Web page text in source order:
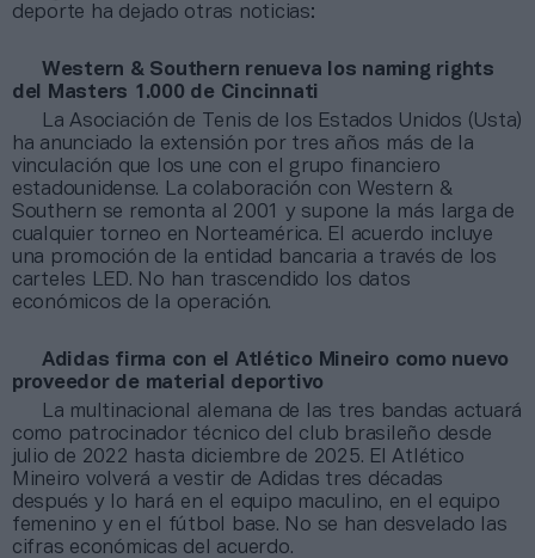
deporte ha dejado otras noticias:
Western & Southern renueva los naming rights
del Masters 1.000 de Cincinnati
La Asociación de Tenis de los Estados Unidos (Usta)
ha anunciado la extensión por tres años más de la
vinculación que los une con el grupo financiero
estadounidense. La colaboración con Western &
Southern se remonta al 2001 y supone la más larga de
cualquier torneo en Norteamérica. El acuerdo incluye
una promoción de la entidad bancaria a través de los
carteles LED. No han trascendido los datos
económicos de la operación.
Adidas firma con el Atlético Mineiro como nuevo
proveedor de material deportivo
La multinacional alemana de las tres bandas actuará
como patrocinador técnico del club brasileño desde
julio de 2022 hasta diciembre de 2025. El Atlético
Mineiro volverá a vestir de Adidas tres décadas
después y lo hará en el equipo maculino, en el equipo
femenino y en el fútbol base. No se han desvelado las
cifras económicas del acuerdo.